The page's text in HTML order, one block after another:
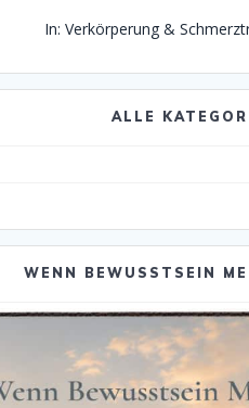
In: Verkörperung &
ALLE
WENN BEWUSSTSEIN